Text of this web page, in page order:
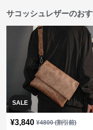
サコッシュレザーのお
SALE
¥3,840 ¥4800(割引前)